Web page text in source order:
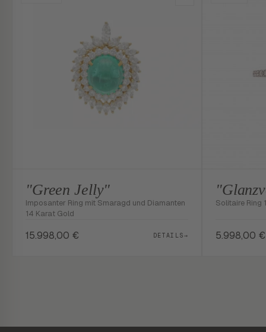
"Green Jelly"
Imposanter Ring mit Smaragd und Diamanten
14 Karat Gold
15.998,00 € DETAILS→
Solitaire Ring
5.998,00 €